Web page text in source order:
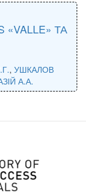
ТА
, УШКАЛОВ
А.А.